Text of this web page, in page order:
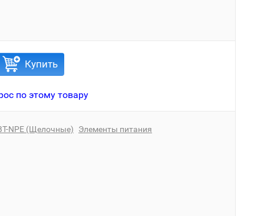
Купить
по этому товару
NPE (Щелочные) Элементы питания